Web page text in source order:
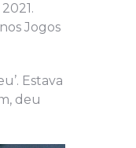
Jogos
Estava
deu